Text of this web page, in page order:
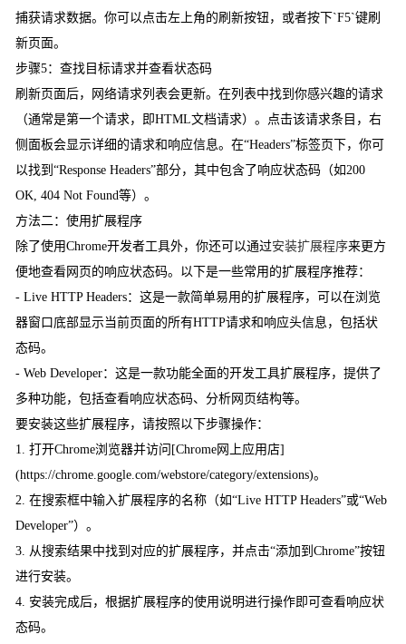
捕获请求数据。你可以点击左上角的刷新按钮，或者按下`F5`键刷
新页面。
步骤5：查找目标请求并查看状态码
刷新页面后，网络请求列表会更新。在列表中找到你感兴趣的请求
（通常是第一个请求，即HTML文档请求）。点击该请求条目，右
侧面板会显示详细的请求和响应信息。在“Headers”标签页下，你可
以找到“Response Headers”部分，其中包含了响应状态码（如200
OK, 404 Not Found等）。
方法二：使用扩展程序
除了使用Chrome开发者工具外，你还可以通过安装扩展程序来更方
便地查看网页的响应状态码。以下是一些常用的扩展程序推荐：
- Live HTTP Headers：这是一款简单易用的扩展程序，可以在浏览
器窗口底部显示当前页面的所有HTTP请求和响应头信息，包括状
态码。
- Web Developer：这是一款功能全面的开发工具扩展程序，提供了
多种功能，包括查看响应状态码、分析网页结构等。
要安装这些扩展程序，请按照以下步骤操作：
1. 打开Chrome浏览器并访问[Chrome网上应用店]
(https://chrome.google.com/webstore/category/extensions)。
2. 在搜索框中输入扩展程序的名称（如“Live HTTP Headers”或“Web
Developer”）。
3. 从搜索结果中找到对应的扩展程序，并点击“添加到Chrome”按钮
进行安装。
4. 安装完成后，根据扩展程序的使用说明进行操作即可查看响应状
态码。